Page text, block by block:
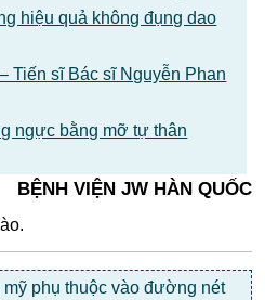
hiệu quả không đụng dao
Tiến sĩ Bác sĩ Nguyễn Phan
ngực bằng mỡ tự thân
BỆNH VIỆN JW HÀN QUỐC
phụ thuộc vào đường nét